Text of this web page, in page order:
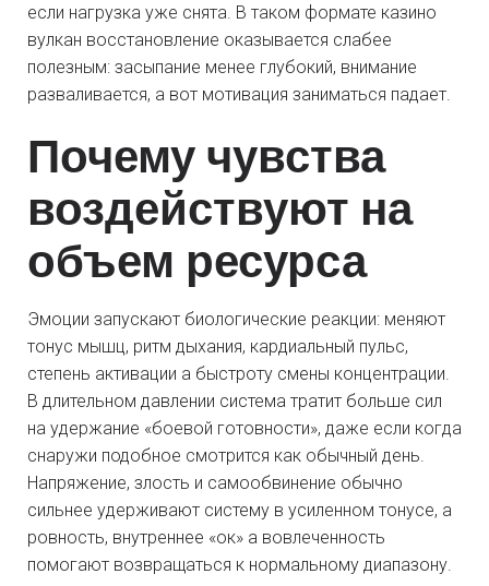
если нагрузка уже снята. В таком формате казино
вулкан восстановление оказывается слабее
полезным: засыпание менее глубокий, внимание
разваливается, а вот мотивация заниматься падает.
Почему чувства
воздействуют на
объем ресурса
Эмоции запускают биологические реакции: меняют
тонус мышц, ритм дыхания, кардиальный пульс,
степень активации а быстроту смены концентрации.
В длительном давлении система тратит больше сил
на удержание «боевой готовности», даже если когда
снаружи подобное смотрится как обычный день.
Напряжение, злость и самообвинение обычно
сильнее удерживают систему в усиленном тонусе, а
ровность, внутреннее «ок» а вовлеченность
помогают возвращаться к нормальному диапазону.